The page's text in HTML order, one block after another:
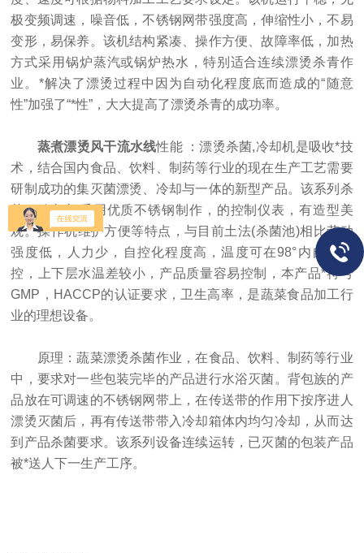
极变频调速，噪音低，不锈钢网带强度高，伸缩性小，不易
变形，易保养。该机结构紧凑、操作方便、故障率低，加热
方式采用锅炉蒸汽或锅炉热水，特别适合连续漂烫杀青作
业。*解决了漂烫过程中因为自动化程度底而造成的“随意
性”加强了“*性”，大大提高了漂烫杀青的成功率。
蒸煮漂烫风干流水线性能 ：漂烫杀菌,冷却机是吸收*技
术，结合国内食品、饮料、制药等行业的现在生产工艺需要
研制成功的集灭菌漂烫、冷却与一体的新型产品。该系列杀
菌，冷却机采用优质不锈钢制作，的控制仪表，有造型美
观。操作机维护方便等特点，与目前土法(杀菌池)相比劳动
强度低，人力少，自控化程度高，温度可在98°内自动调
控，上下层水温差较小，产品质量容易控制，本产品*符号
GMP，HACCP的认证要求，卫生高率，是蔬菜食品加工行
业的理想设备。
原理：蔬菜漂烫杀菌作业，在食品、饮料、制药等行业
中，要求对一些包装完毕的产品进行水浴灭菌。背包族的产
品放在可调速的不锈钢网带上，在传送带的作用下按序进人
漂烫灭菌后，再有传送带带入冷却箱体内均匀冷却，从而达
到产品杀菌要求。该系列设备连续运转，已灭菌的包装产品
被*送人下一生产工序。